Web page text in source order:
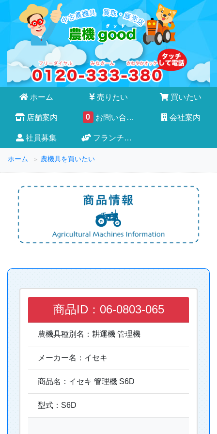
ホーム 売りたい 買いたい
店舗案内 0 お問い合わせ 会社案内
社員募集 フランチャイズ
ホーム 農機具を買いたい
商品ID：06-0803-065
農機具種別名：耕運機 管理機
メーカー名：イセキ
商品名：イセキ 管理機 S6D
型式：S6D